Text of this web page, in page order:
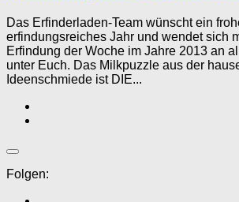
Das Erfinderladen-Team wünscht ein
erfindungsreiches Jahr und wendet sich
Erfindung der Woche im Jahre 2013 an
unter Euch. Das Milkpuzzle aus der
Ideenschmiede ist DIE...
Folgen: